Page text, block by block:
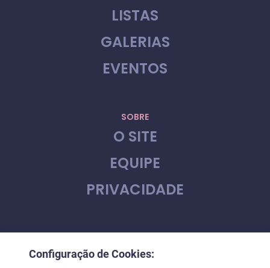
LISTAS
GALERIAS
EVENTOS
SOBRE
O SITE
EQUIPE
PRIVACIDADE
FALE CONOSCO
Configuração de Cookies: